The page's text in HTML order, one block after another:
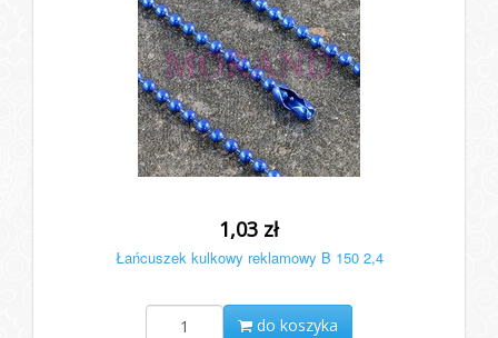
1,03 zł
Łańcuszek kulkowy reklamowy B 150 2,4
do koszyka